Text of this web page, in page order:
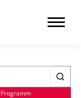
Programm